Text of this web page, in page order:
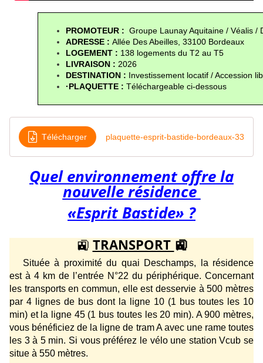
PROMOTEUR : Groupe Launay Aquitaine / Véalis /
ADRESSE : Allée Des Abeilles, 33100 Bordeaux
LOGEMENT : 138 logements du T2 au T5
LIVRAISON : 2026
DESTINATION : Investissement locatif / Accession
·PLAQUETTE : Téléchargeable ci-dessous
Télécharger plaquette-esprit-bastide-bordeaux-33
Quel environnement offre la
nouvelle résidence
«Esprit Bastide» ?
🚉 TRANSPORT 🚉
Située à proximité du quai Deschamps, la résidence
est à 4 km de l’entrée N°22 du périphérique. Concernant
les transports en commun, elle est desservie à 500 mètres
par 4 lignes de bus dont la ligne 10 (1 bus toutes les 10
min) et la ligne 45 (1 bus toutes les 20 min). A 900 mètres,
vous bénéficiez de la ligne de tram A avec une rame toutes
les 3 à 5 min. Si vous préférez le vélo une stationVcub se
situe à 550 mètres.